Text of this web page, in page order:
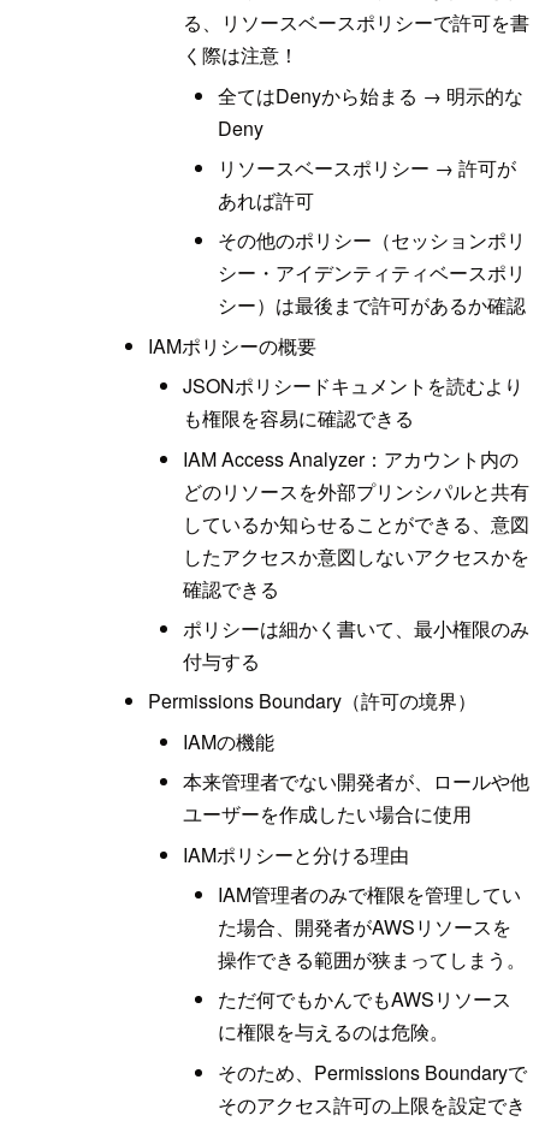
る、リソースベースポリシーで許可を書
く際は注意！
全てはDenyから始まる → 明示的な
Deny
リソースベースポリシー → 許可が
あれば許可
その他のポリシー（セッションポリ
シー・アイデンティティベースポリ
シー）は最後まで許可があるか確認
IAMポリシーの概要
JSONポリシードキュメントを読むより
も権限を容易に確認できる
IAM Access Analyzer：アカウント内の
どのリソースを外部プリンシパルと共有
しているか知らせることができる、意図
したアクセスか意図しないアクセスかを
確認できる
ポリシーは細かく書いて、最小権限のみ
付与する
Permissions Boundary（許可の境界）
IAMの機能
本来管理者でない開発者が、ロールや他
ユーザーを作成したい場合に使用
IAMポリシーと分ける理由
IAM管理者のみで権限を管理してい
た場合、開発者がAWSリソースを
操作できる範囲が狭まってしまう。
ただ何でもかんでもAWSリソース
に権限を与えるのは危険。
そのため、Permissions Boundaryで
そのアクセス許可の上限を設定でき